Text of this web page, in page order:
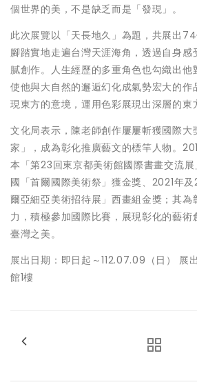
個世界的美，不是缺乏而是「發現」。
此次展覽以「天長地久」為題，共展出
腳踏實地走遍台灣天涯海角，透過自身感
膩創作。人生經歷的多重角色也勾織出他
使他與大自然的邂逅幻化成氣勢宏大的作
現東方的意境，運用色彩展現出深層的東
文化局表示，陳老師創作屢屢斬獲國際大
家」，成為彰化推廣藝文的標竿人物。
本「第23回東京都美術館國際書畫交流
國「首爾國際美術祭」獲金獎、2021年
爾亞細亞美術招待展」西畫組金獎；其為
力，積極參加國際比賽，展現彰化的藝術
臺灣之美。
展出日期：即日起～112.07.09（日） 展
館1樓